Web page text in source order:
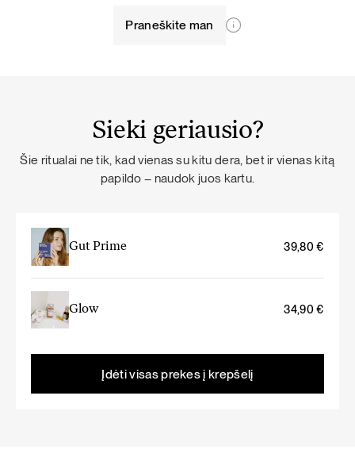
Praneškite man
Sieki geriausio?
Šie ritualai ne tik, kad vienas su kitu dera, bet ir vienas kitą
papildo – naudok juos kartu.
Gut Prime 39,80€
Glow 34,90€
Įdėti visas prekes į krepšelį